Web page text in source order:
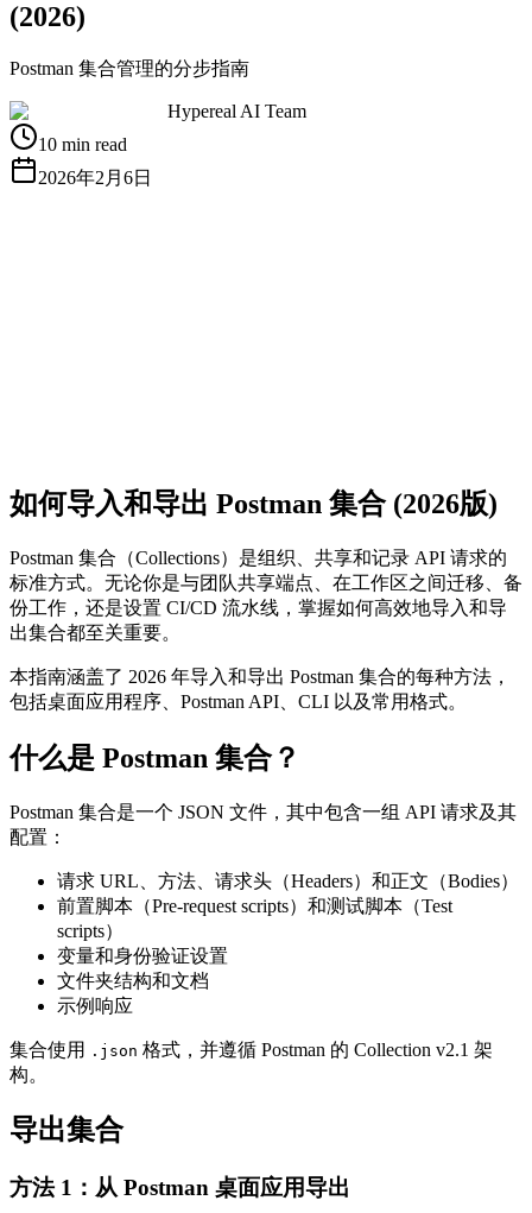
(2026)
Postman 集合管理的分步指南
Hypereal AI Team
10 min read
2026年2月6日
如何导入和导出 Postman 集合 (2026版)
Postman 集合（Collections）是组织、共享和记录 API 请求的
标准方式。无论你是与团队共享端点、在工作区之间迁移、备
份工作，还是设置 CI/CD 流水线，掌握如何高效地导入和导
出集合都至关重要。
本指南涵盖了 2026 年导入和导出 Postman 集合的每种方法，
包括桌面应用程序、Postman API、CLI 以及常用格式。
什么是 Postman 集合？
Postman 集合是一个 JSON 文件，其中包含一组 API 请求及其
配置：
请求 URL、方法、请求头（Headers）和正文（Bodies）
前置脚本（Pre-request scripts）和测试脚本（Test
scripts）
变量和身份验证设置
文件夹结构和文档
示例响应
集合使用 .json 格式，并遵循 Postman 的 Collection v2.1 架
构。
导出集合
方法 1：从 Postman 桌面应用导出